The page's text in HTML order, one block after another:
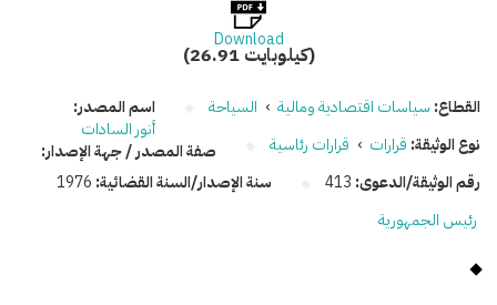
Download
(26.91 كيلوبايت)
القطاع: سياسات اقتصادية ومالية › السياحة
نوع الوثيقة: قرارات › قرارات رئاسية
رقم الوثيقة/الدعوى: 413 سنة الإصدار/السنة القضائية: 1976
اسم المصدر:
أنور السادات
صفة المصدر / جهة الإصدار:
رئيس الجمهورية